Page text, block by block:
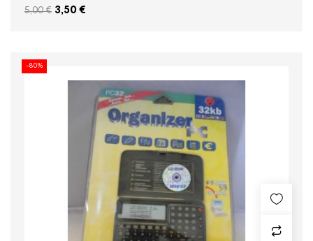
5,00 € 3,50 €
-80%